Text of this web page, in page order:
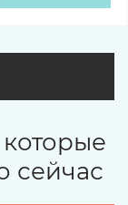
сейчас